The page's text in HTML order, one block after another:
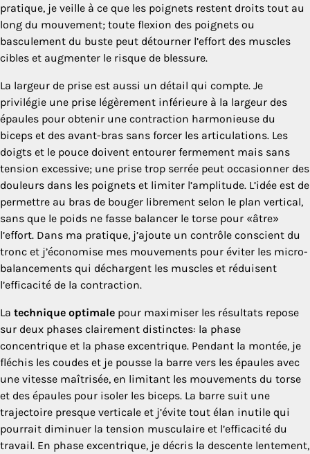
pratique, je veille à ce que les poignets restent droits tout au
long du mouvement; toute flexion des poignets ou
basculement du buste peut détourner l’effort des muscles
cibles et augmenter le risque de blessure.
La largeur de prise est aussi un détail qui compte. Je
privilégie une prise légèrement inférieure à la largeur des
épaules pour obtenir une contraction harmonieuse du
biceps et des avant-bras sans forcer les articulations. Les
doigts et le pouce doivent entourer fermement mais sans
tension excessive; une prise trop serrée peut occasionner des
douleurs dans les poignets et limiter l’amplitude. L’idée est de
permettre au bras de bouger librement selon le plan vertical,
sans que le poids ne fasse balancer le torse pour «âtre»
l’effort. Dans ma pratique, j’ajoute un contrôle conscient du
tronc et j’économise mes mouvements pour éviter les micro-
balancements qui déchargent les muscles et réduisent
l’efficacité de la contraction.
La technique optimale pour maximiser les résultats repose
sur deux phases clairement distinctes: la phase
concentrique et la phase excentrique. Pendant la montée, je
fléchis les coudes et je pousse la barre vers les épaules avec
une vitesse maîtrisée, en limitant les mouvements du torse
et des épaules pour isoler les biceps. La barre suit une
trajectoire presque verticale et j’évite tout élan inutile qui
pourrait diminuer la tension musculaire et l’efficacité du
travail. En phase excentrique, je décris la descente lentement,